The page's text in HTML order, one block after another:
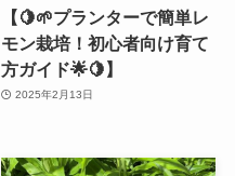
【🍋🌱プランターで簡単レ
モン栽培！初心者向け育て
方ガイド🌟🍋】
2025年2月13日